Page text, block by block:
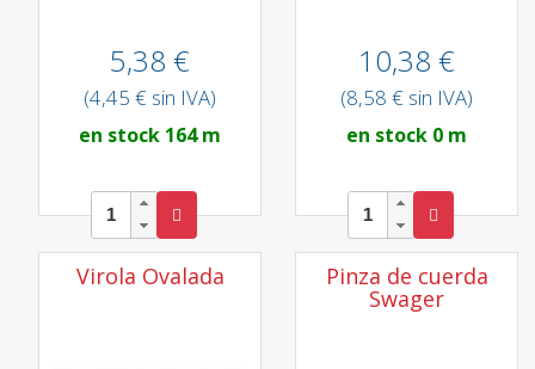
5,38 €
(4,45 € sin IVA)
en stock 164 m
10,38 €
(8,58 € sin IVA)
en stock 0 m
Virola Ovalada Pinza de cuerda
Swager